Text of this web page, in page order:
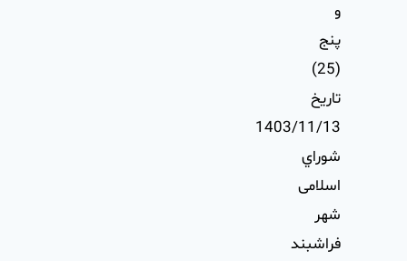
و
پنج
(25)
تاريخ
1403/11/13
شوراي
اسلامی
شهر
فراشبند